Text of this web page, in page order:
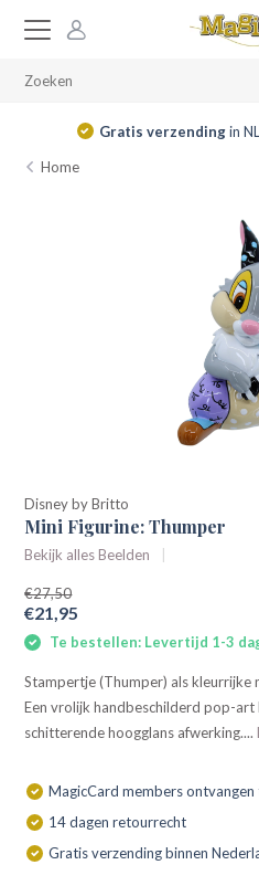
Gratis verzendingin
Home
Disney by Britto
Mini Figurine: Thumper
Bekijk alles Beelden
€27,50
€21,95
Te bestellen: Levertijd 1-3
Stampertje (Thumper) als
Een vrolijk handbeschilderd pop-art
schitterende hoogglans afwerking....
MagicCard members
14 dagen retourrecht
Gratis verzending binnen